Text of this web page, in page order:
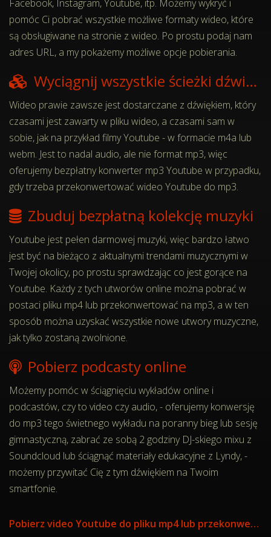
Facebook, Instagram, Youtube, itp. Możemy wykryć i
pomóc Ci pobrać wszystkie możliwe formaty wideo, które
są obsługiwane na stronie z wideo. Po prostu podaj nam
adres URL, a my pokażemy możliwe opcje pobierania.
Wyciągnij wszystkie ścieżki dźwiękowe
Wideo prawie zawsze jest dostarczane z dźwiękiem, który
czasami jest zawarty w pliku wideo, a czasami sam w
sobie, jak na przykład filmy Youtube - w formacie m4a lub
webm. Jest to nadal audio, ale nie format mp3, więc
oferujemy bezpłatny konwerter mp3 Youtube w przypadku,
gdy trzeba przekonwertować wideo Youtube do mp3.
Zbuduj bezpłatną kolekcję muzyki
Youtube jest pełen darmowej muzyki, więc bardzo łatwo
jest być na bieżąco z aktualnymi trendami muzycznymi w
Twojej okolicy, po prostu sprawdzając co jest gorące na
Youtube. Każdy z tych utworów online można pobrać w
postaci pliku mp4 lub przekonwertować na mp3, a w ten
sposób można uzyskać wszystkie nowe utwory muzyczne,
jak tylko zostaną zwolnione.
Pobierz podcasty online
Możemy pomóc w ściągnięciu wykładów online i
podcastów, czy to video czy audio, - oferujemy konwersję
do mp3 tego świetnego wykładu na poranny bieg lub sesję
gimnastyczną, zabrać ze sobą 2 godziny DJ-skiego mixu z
Soundcloud lub ściągnąć materiały edukacyjne z Lyndy, -
możemy przywitać Cię z tym dźwiękiem na Twoim
smartfonie.
Pobierz video Youtube do pliku mp4 lub przekonwertuj do mp3